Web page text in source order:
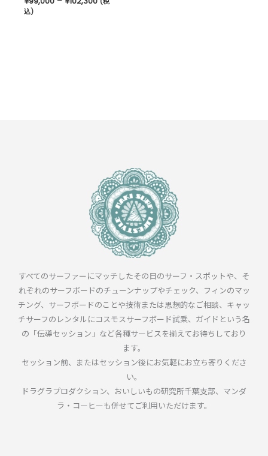
込)
すべてのサーファーにマッチしたその日のサーフ・スポットや、そ
れぞれのサーフボードのチューンナップやチェック、フィンのマッ
チング、サーフボードのことや技術または思想的なご相談、キャッ
チサーフのレンタルにコスモスサーフボード試乗、ガイドという名
の「伝導セッション」など各種サービスを揃えてお待ちしており
ます。
セッション前、またはセッション後にお気軽にお立ち寄りくださ
い。
ドラグラプロダクション、おいしいもの研究所千葉支部、マンダ
ラ・コーヒーも併せてご利用いただけます。